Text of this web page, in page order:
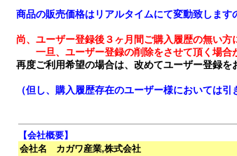
商品の販売価格はリアルタイムにて変動致しま
尚、ユーザー登録後３ヶ月間ご購入履歴の無い
一旦、ユーザー登録の削除をさせて頂く場合
再度ご利用希望の場合は、改めてユーザー登録を
（但し、購入履歴存在のユーザー様においては
【会社概要】
会社名
カガワ産業,株式会社